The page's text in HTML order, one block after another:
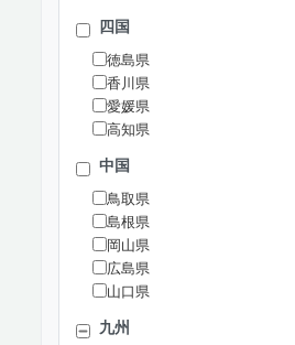
四国
徳島県
香川県
愛媛県
高知県
中国
鳥取県
島根県
岡山県
広島県
山口県
九州